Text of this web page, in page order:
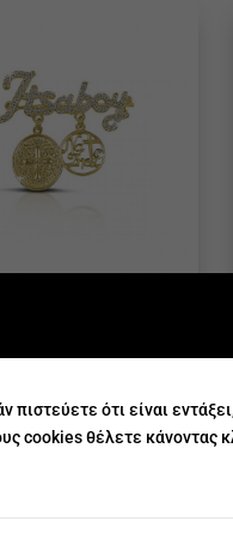
πιστεύετε ότι είναι
cookies θέλετε κάνοντας